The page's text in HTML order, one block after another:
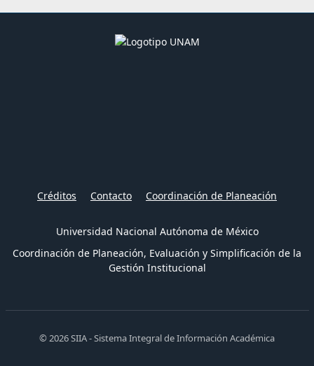
Créditos Contacto Coordinación de Planeación
Universidad Nacional Autónoma de México
Coordinación de Planeación, Evaluación y Simplificación de la
Gestión Institucional
© 2026 SIIA - Sistema Integral de Información Académica